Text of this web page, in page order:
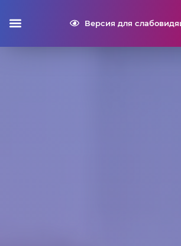
Версия для